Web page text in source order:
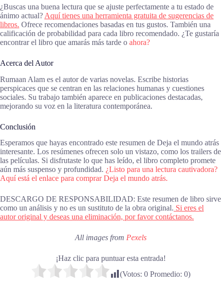
¿Buscas una buena lectura que se ajuste perfectamente a tu estado de
ánimo actual? Aquí tienes una herramienta gratuita de sugerencias de
libros. Ofrece recomendaciones basadas en tus gustos. También una
calificación de probabilidad para cada libro recomendado. ¿Te gustaría
encontrar el libro que amarás más tarde o ahora?
Acerca del Autor
Rumaan Alam es el autor de varias novelas. Escribe historias
perspicaces que se centran en las relaciones humanas y cuestiones
sociales. Su trabajo también aparece en publicaciones destacadas,
mejorando su voz en la literatura contemporánea.
Conclusión
Esperamos que hayas encontrado este resumen de Deja el mundo atrás
interesante. Los resúmenes ofrecen solo un vistazo, como los trailers de
las películas. Si disfrutaste lo que has leído, el libro completo promete
aún más suspenso y profundidad. ¿Listo para una lectura cautivadora?
Aquí está el enlace para comprar Deja el mundo atrás.
DESCARGO DE RESPONSABILIDAD: Este resumen de libro sirve
como un análisis y no es un sustituto de la obra original. Si eres el
autor original y deseas una eliminación, por favor contáctanos.
All images from Pexels
¡Haz clic para puntuar esta entrada!
(Votos: 0Promedio: 0)